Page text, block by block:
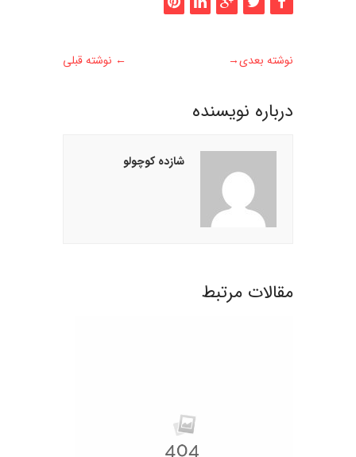
← نوشته قبلی نوشته بعدی→
درباره نويسنده
شازده کوچولو
مقالات مرتبط